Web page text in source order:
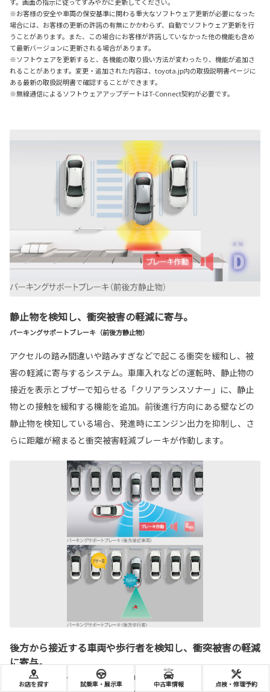
※お客様の安全や車両の保安基準に関わる重大なソフトウェア更新が必要になった
場合には、お客様の更新の許諾の有無にかかわらず、自動でソフトウェア更新を行
うことがあります。また、この場合にお客様が許諾していなかった他の機能も含め
て最新バージョンに更新される場合があります。
※ソフトウェアを更新すると、各機能の取り扱い方法が変わったり、機能が追加さ
れることがあります。変更・追加された内容は、toyota.jp内の取扱説明書ページに
ある最新の取扱説明書で確認することができます。
※無線通信によるソフトウェアアップデートはT-Connect契約が必要です。
静止物を検知し、衝突被害の軽減に寄与。
パーキングサポートブレーキ（前後方静止物）
アクセルの踏み間違いや踏みすぎなどで起こる衝突を緩和し、被
害の軽減に寄与するシステム。車庫入れなどの運転時、静止物の
接近を表示とブザーで知らせる「クリアランスソナー」に、静止
物との接触を緩和する機能を追加。前後進行方向にある壁などの
静止物を検知している場合、発進時にエンジン出力を抑制し、さ
らに距離が縮まると衝突被害軽減ブレーキが作動します。
後方から接近する車両や歩行者を検知し、衝突被害の軽減
に寄与。
パーキングサポートブレーキ（後方接近車両）
お店を探す 試乗車・展示車 中古車情報 点検・修理予約